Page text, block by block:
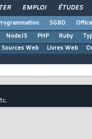
EMPLOI ÉTUDES
SGBD Office
NodeJS PHP Ruby
Sources Web Livres Web